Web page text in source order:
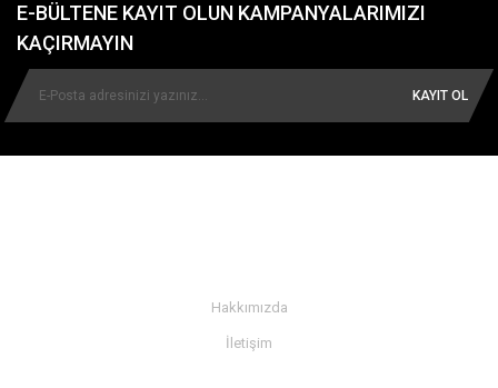
E-BÜLTENE KAYIT OLUN KAMPANYALARIMIZI
KAÇIRMAYIN
KAYIT OL
Hakkımızda
İletişim